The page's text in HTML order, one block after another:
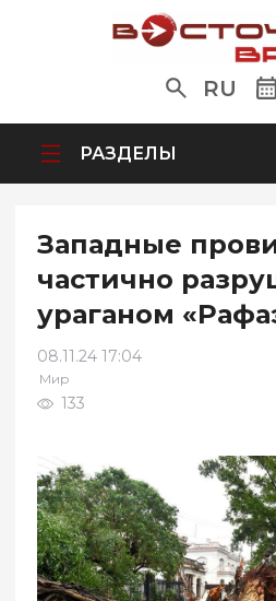
RU
РАЗДЕЛЫ
Западные
частично
ураганом
08.11.24 17:04
Мир
133